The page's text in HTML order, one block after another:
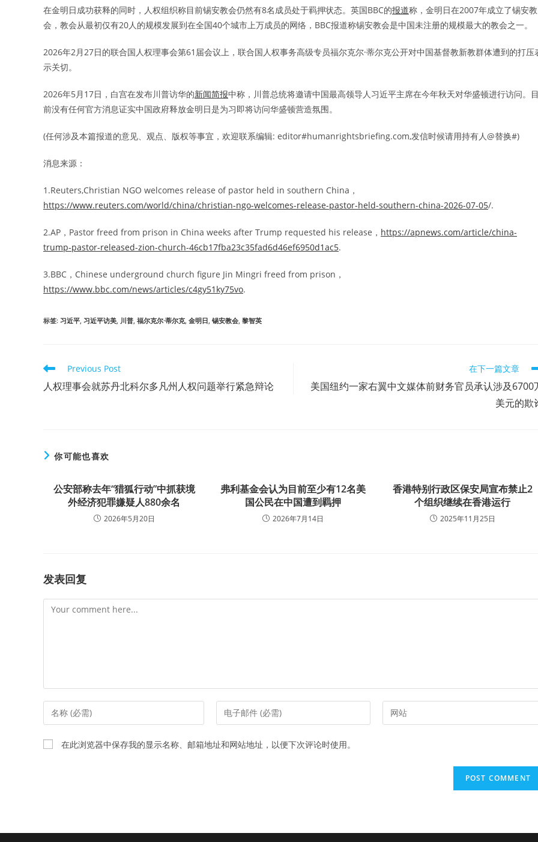
在金明日成功获释的同时，人权组织称目前锡安教会仍然有8名成员处于羁押状态。英国BBC的报道称，金明日在2007年成立了锡安教
会，教会从最初仅有20人的规模发展到在全国40个城市上万成员的网络，BBC报道称锡安教会是中国未注册的规模最大的教会之一。
2026年2月27日的联合国人权理事会第61届会议上，联合国人权事务高级专员福尔克尔·蒂尔克公开对中国基督教新教群体遭到的打压
示关切。
2026年5月17日，白宫在发布川普访华的新闻简报中称，川普总统将邀请中国最高领导人习近平主席在今年秋天对华盛顿进行访问。
前没有任何官方消息证实中国政府释放金明日是为习即将访问华盛顿营造氛围。
(任何涉及本篇报道的意见、观点、版权等事宜，欢迎联系编辑: editor#humanrightsbriefing.com,发信时候请用持有人@替换#)
消息来源：
1.Reuters,Christian NGO welcomes release of pastor held in southern China，
https://www.reuters.com/world/china/christian-ngo-welcomes-release-pastor-held-southern-china-2026-07-05/.
2.AP，Pastor freed from prison in China weeks after Trump requested his release， https://apnews.com/article/china-
trump-pastor-released-zion-church-46cb17fba23c35fad6d46ef6950d1ac5.
3.BBC，Chinese underground church figure Jin Mingri freed from prison，
https://www.bbc.com/news/articles/c4gy51ky75vo.
标签: 习近平 习近平访美 川普 福尔克尔·蒂尔克 金明日 锡安教会 黎智英
Read
articles
Previous Post
人权理事会就苏丹北科尔多凡州人权问题举行紧急辩论
在下一篇文章
美国纽约一家右翼中文媒体前财务官员承认涉及6700
美元的欺
你可能也喜欢
公安部称去年“猎狐行动”中抓获境
外经济犯罪嫌疑人880余名
2026年5月20日
弗利基金会认为目前至少有12名美
国公民在中国遭到羁押
2026年7月14日
香港特别行政区保安局宣布禁止2
个组织继续在香港运行
2025年11月25日
发表回复
Comment
Enter
your
name
or
Enter
your
address
Enter
your
在此浏览器中保存我的显示名称、邮箱地址和网站地址，以便下次评论时使用。